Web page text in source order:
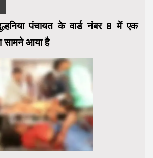
पंचायत के वार्ड नंबर 8 में एक
सामने आया है